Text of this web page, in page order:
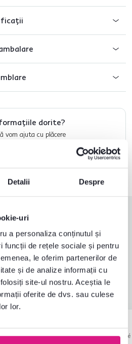
Detalii Despre
uri
a personaliza conținutul și
funcții de rețele sociale și pentru
le oferim partenerilor de
și de analize informații cu
site-ul nostru. Aceștia le
oferite de dvs. sau culese
lor.
dorite?
vom ajuta cu plăcere
Deschideți chat-ul
asamblării
4,8
produsului
așteptările
5,0
produsului
5,0
calitate-preț
5stele Petra M.
16.5.2026, Nové